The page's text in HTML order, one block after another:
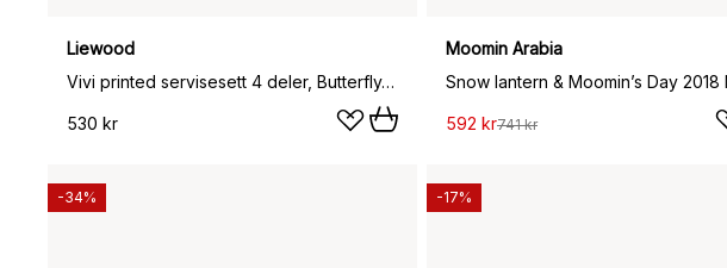
Liewood
Vivi printed servisesett 4 deler, Butterfly-apple blossom
530 kr
Moomin Arabia
592 kr741 kr
-34% -17%